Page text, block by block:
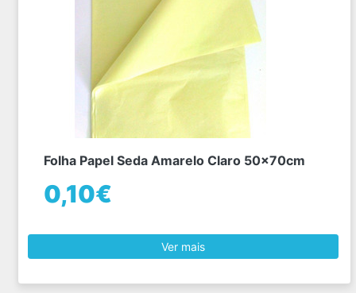
Folha Papel Seda Amarelo Claro 50x70cm
0,10€
Ver mais